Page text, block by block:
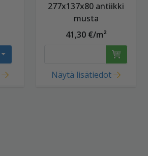
277x137x80 antiikki
musta
41,30 €/m²
Näytä lisätiedot